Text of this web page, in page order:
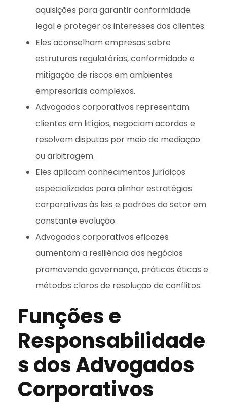
aquisições para garantir conformidade
legal e proteger os interesses dos clientes.
Eles aconselham empresas sobre
estruturas regulatórias, conformidade e
mitigação de riscos em ambientes
empresariais complexos.
Advogados corporativos representam
clientes em litígios, negociam acordos e
resolvem disputas por meio de mediação
ou arbitragem.
Eles aplicam conhecimentos jurídicos
especializados para alinhar estratégias
corporativas às leis e padrões do setor em
constante evolução.
Advogados corporativos eficazes
aumentam a resiliência dos negócios
promovendo governança, práticas éticas e
métodos claros de resolução de conflitos.
Funções e
Responsabilidade
s dos Advogados
Corporativos